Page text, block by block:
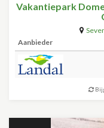
Vakantiepark
Aanbieder